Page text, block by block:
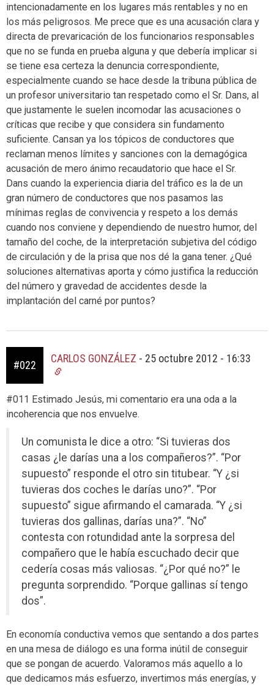
intencionadamente en los lugares más rentables y no en
los más peligrosos. Me prece que es una acusación clara y
directa de prevaricación de los funcionarios responsables
que no se funda en prueba alguna y que debería implicar si
se tiene esa certeza la denuncia correspondiente,
especialmente cuando se hace desde la tribuna pública de
un profesor universitario tan respetado como el Sr. Dans, al
que justamente le suelen incomodar las acusaciones o
críticas que recibe y que considera sin fundamento
suficiente. Cansan ya los tópicos de conductores que
reclaman menos límites y sanciones con la demagógica
acusación de mero ánimo recaudatorio que hace el Sr.
Dans cuando la experiencia diaria del tráfico es la de un
gran número de conductores que nos pasamos las
mínimas reglas de convivencia y respeto a los demás
cuando nos conviene y dependiendo de nuestro humor, del
tamaño del coche, de la interpretación subjetiva del código
de circulación y de la prisa que nos dé la gana tener. ¿Qué
soluciones alternativas aporta y cómo justifica la reducción
del número y gravedad de accidentes desde la
implantación del carné por puntos?
#022
CARLOS GONZÁLEZ - 25 octubre 2012 - 16:33
#011 Estimado Jesús, mi comentario era una oda a la
incoherencia que nos envuelve.
Un comunista le dice a otro: “Si tuvieras dos
casas ¿le darías una a los compañeros?”. “Por
supuesto” responde el otro sin titubear. “Y ¿si
tuvieras dos coches le darías uno?”. “Por
supuesto” sigue afirmando el camarada. “Y ¿si
tuvieras dos gallinas, darías una?”. “No”
contesta con rotundidad ante la sorpresa del
compañero que le había escuchado decir que
cedería cosas más valiosas. “¿Por qué no?” le
pregunta sorprendido. “Porque gallinas sí tengo
dos”.
En economía conductiva vemos que sentando a dos partes
en una mesa de diálogo es una forma inútil de conseguir
que se pongan de acuerdo. Valoramos más aquello a lo
que dedicamos más esfuerzo, invertimos más energías, y